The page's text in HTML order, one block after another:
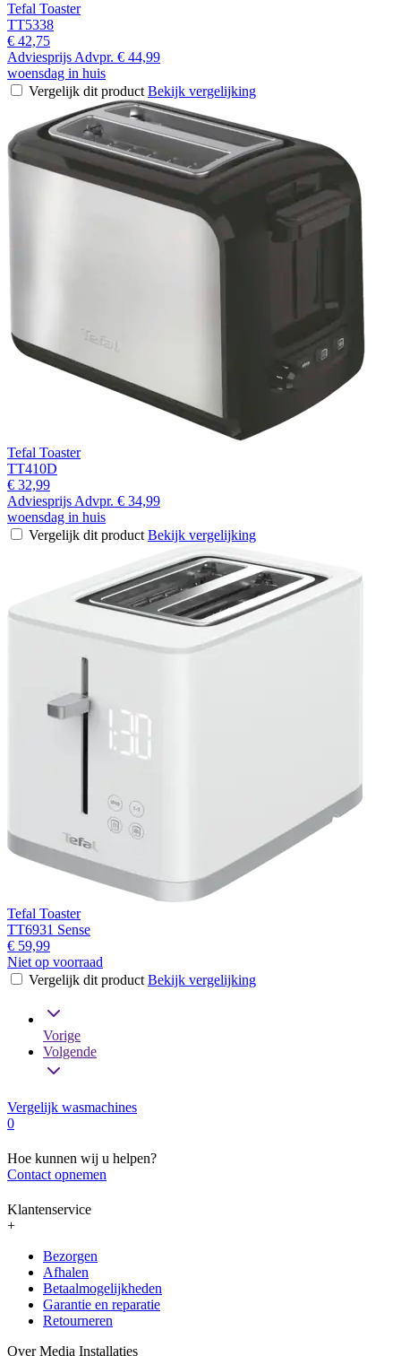
Tefal Toaster
TT5338
€ 42,75
Adviesprijs Advpr. € 44,99
woensdag in huis
Vergelijk dit product Bekijk vergelijking
Tefal Toaster
TT410D
€ 32,99
Adviesprijs Advpr. € 34,99
woensdag in huis
Vergelijk dit product Bekijk vergelijking
Tefal Toaster
TT6931 Sense
€ 59,99
Niet op voorraad
Vergelijk dit product Bekijk vergelijking
Vorige
Volgende
Vergelijk wasmachines
0
Hoe kunnen wij u helpen?
Contact opnemen
Klantenservice
+
Bezorgen
Afhalen
Betaalmogelijkheden
Garantie en reparatie
Retourneren
Over Media Installaties